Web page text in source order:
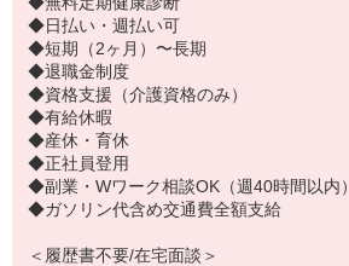
◆日払い・週払い可
◆短期（2ヶ月）〜長期
◆退職金制度
◆資格支援（介護資格のみ）
◆有給休暇
◆産休・育休
◆正社員登用
◆副業・Wワーク相談OK（週40時間以内）
◆ガソリン代含め交通費全額支給
＜履歴書不要/在宅面談＞